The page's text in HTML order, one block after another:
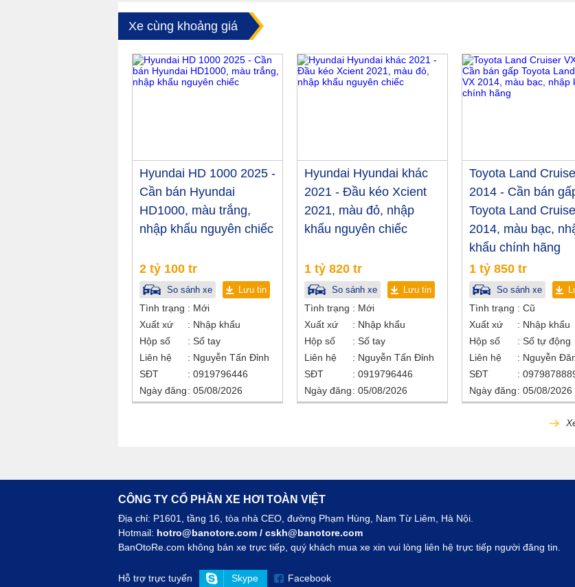
Xe cùng khoảng giá
Hyundai HD 1000 2025 -
Cần bán Hyundai
HD1000, màu trắng,
nhập khẩu nguyên chiếc
2 tỷ 100 tr
So sánh xe Lưu tin
Tình trạng
Mới
Xuất xứ
Nhập khẩu
Hộp số
Số tay
Liên hệ
Nguyễn Tấn Đỉnh
SĐT
0919796446
Ngày đăng
05/08/2026
Hyundai Hyundai khác
2021 - Đầu kéo Xcient
2021, màu đỏ, nhập
khẩu nguyên chiếc
1 tỷ 820 tr
So sánh xe Lưu tin
Tình trạng
Mới
Xuất xứ
Nhập khẩu
Hộp số
Số tay
Liên hệ
Nguyễn Tấn Đỉnh
SĐT
0919796446
Ngày đăng
05/08/2026
Toyota Land
2014 - Cần bán
Toyota Land
2014, màu bạc,
khẩu chính hãng
1 tỷ 850 tr
So sánh xe
Tình trạng
Cũ
Xuất xứ
Nhập khẩu
Hộp số
Số tự động
Liên hệ
Nguyễn
SĐT
Ngày đăng
05/08/2026
CÔNG TY CỔ PHẦN XE HƠI TOÀN VIỆT
Địa chỉ: P1601, tầng 16, tòa nhà CEO, đường Phạm Hùng, Nam Từ Liêm, Hà Nội.
Hotmail: hotro@banotore.com / cskh@banotore.com
BanOtoRe.com không bán xe trực tiếp, quý khách mua xe xin vui lòng liên hệ trực tiếp người đăng tin.
Hỗ trợ trực tuyến Skype Facebook